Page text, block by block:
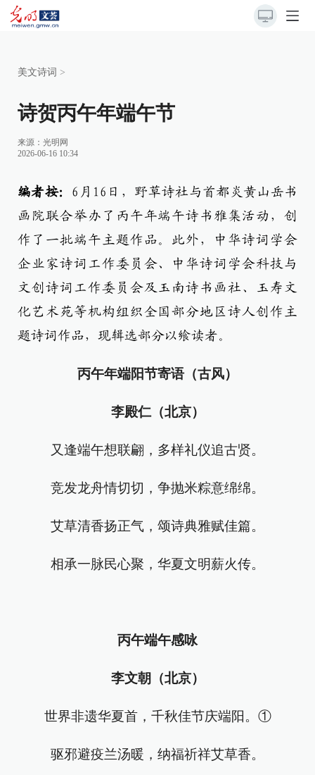
美文诗词 >
诗贺丙午年端午节
来源： 光明网
2026-06-16 10:34
编者按： 6月16日，野草诗社与首都炎黄山岳书
画院联合举办了丙午年端午诗书雅集活动，创
作了一批端午主题作品。此外，中华诗词学会
企业家诗词工作委员会、中华诗词学会科技与
文创诗词工作委员会及玉南诗书画社、玉寿文
化艺术苑等机构组织全国部分地区诗人创作主
题诗词作品，现辑选部分以飨读者。
丙午年端阳节寄语（古风）
李殿仁（北京）
又逢端午想联翩，多样礼仪追古贤。
竞发龙舟情切切，争抛米粽意绵绵。
艾草清香扬正气，颂诗典雅赋佳篇。
相承一脉民心聚，华夏文明薪火传。
丙午端午感咏
李文朝（北京）
世界非遗华夏首，千秋佳节庆端阳。①
驱邪避疫兰汤暖，纳福祈祥艾草香。